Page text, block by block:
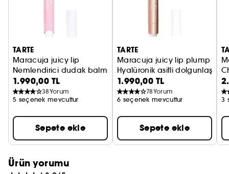
Yumuşak, yastık gibi bir surat için dudak
TARTE
Maracuja juicy lip
Nemlendirici dudak balmı parlatıcı
1.990,00 TL
38Yorum
5 seçenek mevcuttur
Sepete ekle
TARTE
Maracuja juicy lip plump
Hyalüronik asitli dolgunlaştırıcı
1.990,00 TL
78Yorum
6 seçenek mevcuttur
Sepete ekle
3
Ürün yorumu